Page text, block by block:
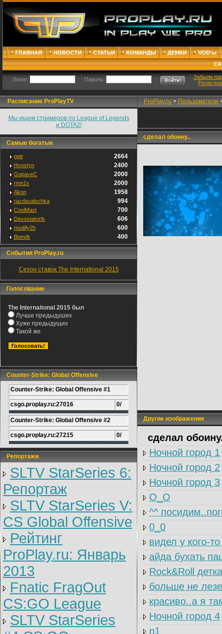
ГЛАВНАЯ НОВОСТИ СТАТЬИ КОМАНДЫ ДЕМКИ
VOD'ы
Логин: Пароль:
Забыли
Расписание ProPlayTV
Мы ищем стримеров по League of Legends
и DOTA2!
Самые богатые
ggtt 2664
Hvostyn 2400
GopaveC 2000
rmn1x 2000
Akon 1958
razdavalochka 994
CoolMast 700
Devostatortk 606
modify2h 600
Boevik 400
События ProPlay.ru
Сезон ставок The International 2015
Голосование
The Internaitonal 2015 был
Лучше предыдуших
Хуже предыдущих
Такой же
Counter-Strike: Global Offensive
Counter-Strike: Global Offensive #1
csgo.proplay.ru:27016 0/
Counter-Strike: Global Offensive #2
csgo.proplay.ru:27215 0/
Репортажи
SLTV StarSeries 6:
Репортаж
SLTV StarSeries V:
CS Global Offensive
Рейтинг
ProPlay.ru: Январь
2013
Fnatic FragOut
CS:GO League
SLTV StarSeries
ProPlay.ru > Пользователи
сделал обоину..
Другие изображения
сделал
Ночной город 1
Ночной город 2
Ночной город 3
O_O
^^
0_0
видел у кого-
айда бухать
Rock&Roll
больше не
красиво..а я
Ночной город 4
n1